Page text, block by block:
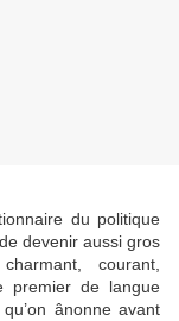
du politique
devenir aussi gros
courant,
premier de langue
ânonne avant